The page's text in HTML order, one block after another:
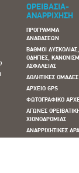
ΟΡΕΙΒΑΣΙΑ-
ΑΝΑΡΡΙΧΗΣΗ
ΠΡΟΓΡΑΜΜΑ
ΑΝΑΒΑΣΕΩΝ
ΒΑΘΜΟΙ ΔΥΣΚΟΛΙΑΣ,
ΟΔΗΓΙΕΣ,
ΑΣΦΑΛΕΙΑΣ
ΑΘΛΗΤΙΚΕΣ ΟΜΑΔΕΣ
ΑΡΧΕΙΟ GPS
ΦΩΤΟΓΡΑΦΙΚΟ
ΑΓΩΝΕΣ
ΧΙΟΝΟΔΡΟΜΙΑΣ
ΑΝΑΡΡΙΧΗΤΙΚΕΣ